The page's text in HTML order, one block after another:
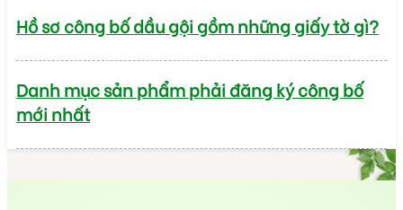
Hồ sơ công bố dầu gội gồm những giấy tờ gì?
Danh mục sản phẩm phải đăng ký công bố
mới nhất